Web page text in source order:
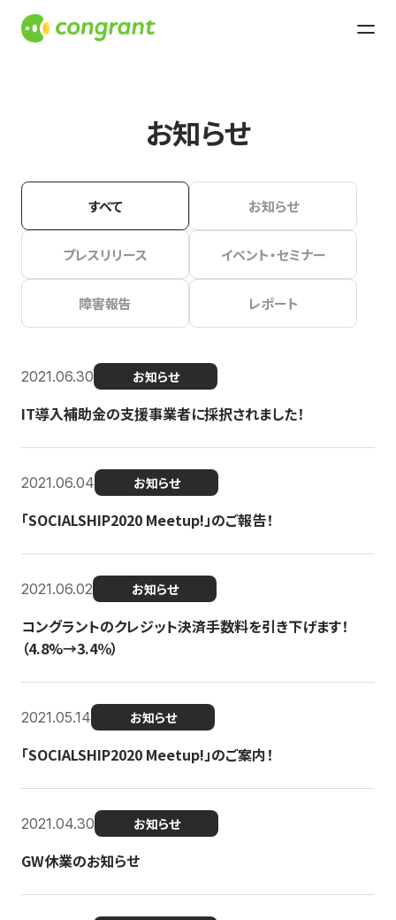
お知らせ
すべて お知らせ
プレスリリース イベント・セミナー
障害報告 レポート
2021.06.30 お知らせ
IT導入補助金の支援事業者に採択されました！
2021.06.04 お知らせ
「SOCIALSHIP2020 Meetup!」のご報告！
2021.06.02 お知らせ
コングラントのクレジット決済手数料を引き下げます！
（4.8%→3.4％）
2021.05.14 お知らせ
「SOCIALSHIP2020 Meetup!」のご案内！
2021.04.30 お知らせ
GW休業のお知らせ